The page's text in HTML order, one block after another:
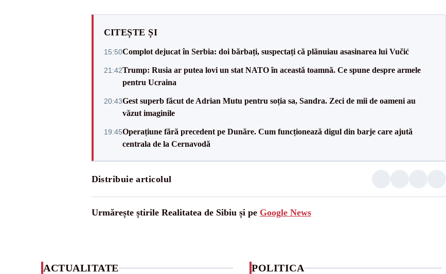
CITEȘTE ȘI
15:50Complot dejucat în Serbia: doi bărbați, suspectați că plănuiau asasinarea lui Vučić
21:42Trump: Rusia ar putea lovi un stat NATO în această toamnă. Ce spune despre armele
pentru Ucraina
20:43Gest superb făcut de Adrian Mutu pentru soția sa, Sandra. Zeci de mii de oameni au
văzut imaginile
19:45Operațiune fără precedent pe Dunăre. Cum funcționează digul din barje care ajută
centrala de la Cernavodă
Distribuie articolul
Urmărește știrile Realitatea de Sibiu și pe Google News
ACTUALITATE POLITICA